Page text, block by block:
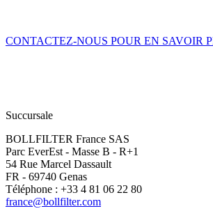
CONTACTEZ-NOUS POUR EN SAVOIR
Succursale
BOLLFILTER France SAS
Parc EverEst - Masse B - R+1
54 Rue Marcel Dassault
FR - 69740 Genas
Téléphone : +33 4 81 06 22 80
france@bollfilter.com